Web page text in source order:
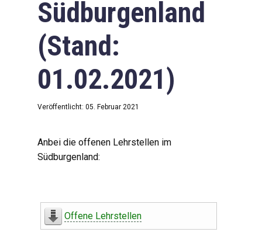
Südburgenland
(Stand:
01.02.2021)
Veröffentlicht: 05. Februar 2021
Anbei die offenen Lehrstellen im
Südburgenland:
Offene Lehrstellen